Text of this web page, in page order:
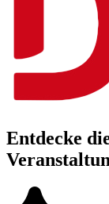
Entdecke